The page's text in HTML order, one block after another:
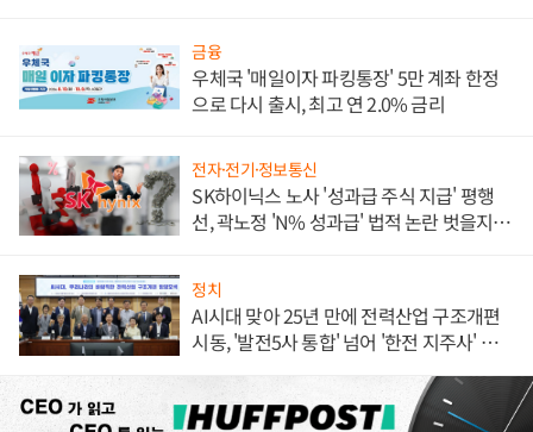
금융
우체국 '매일이자 파킹통장' 5만 계좌 한정
으로 다시 출시, 최고 연 2.0% 금리
전자·전기·정보통신
SK하이닉스 노사 '성과급 주식 지급' 평행
선, 곽노정 'N% 성과급' 법적 논란 벗을지 주
정치
AI시대 맞아 25년 만에 전력산업 구조개편
시동, '발전5사 통합' 넘어 '한전 지주사' 재편